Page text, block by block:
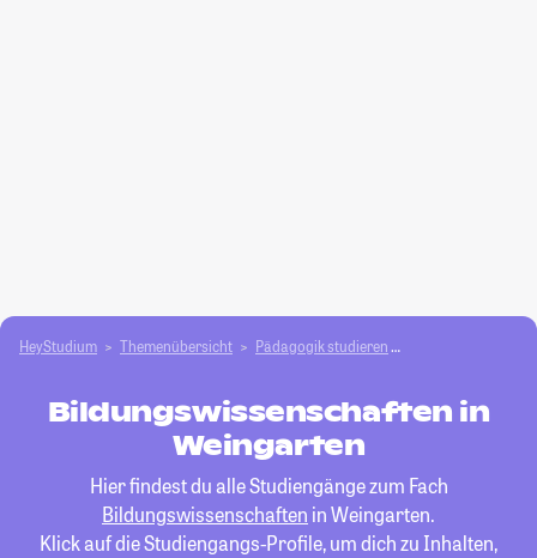
HeyStudium Themenübersicht Pädagogik studieren
Bildungswissenschaften in
Weingarten
Hier findest du alle Studiengänge zum Fach
Bildungswissenschaften in Weingarten.
Klick auf die Studiengangs-Profile, um dich zu Inhalten,